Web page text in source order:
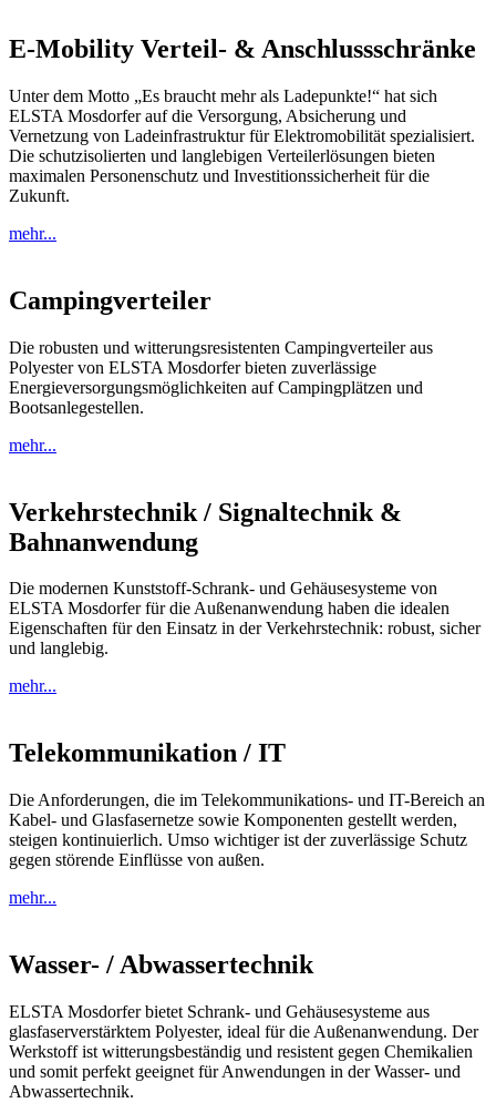
E-Mobility Verteil- & Anschlussschränke
Unter dem Motto „Es braucht mehr als Ladepunkte!“ hat sich
ELSTA Mosdorfer auf die Versorgung, Absicherung und
Vernetzung von Ladeinfrastruktur für Elektromobilität spezialisiert.
Die schutzisolierten und langlebigen Verteilerlösungen bieten
maximalen Personenschutz und Investitionssicherheit für die
Zukunft.
mehr...
Campingverteiler
Die robusten und witterungsresistenten Campingverteiler aus
Polyester von ELSTA Mosdorfer bieten zuverlässige
Energieversorgungsmöglichkeiten auf Campingplätzen und
Bootsanlegestellen.
mehr...
Verkehrstechnik / Signaltechnik &
Bahnanwendung
Die modernen Kunststoff-Schrank- und Gehäusesysteme von
ELSTA Mosdorfer für die Außenanwendung haben die idealen
Eigenschaften für den Einsatz in der Verkehrstechnik: robust, sicher
und langlebig.
mehr...
Telekommunikation / IT
Die Anforderungen, die im Telekommunikations- und IT-Bereich an
Kabel- und Glasfasernetze sowie Komponenten gestellt werden,
steigen kontinuierlich. Umso wichtiger ist der zuverlässige Schutz
gegen störende Einflüsse von außen.
mehr...
Wasser- / Abwassertechnik
ELSTA Mosdorfer bietet Schrank- und Gehäusesysteme aus
glasfaserverstärktem Polyester, ideal für die Außenanwendung. Der
Werkstoff ist witterungsbeständig und resistent gegen Chemikalien
und somit perfekt geeignet für Anwendungen in der Wasser- und
Abwassertechnik.